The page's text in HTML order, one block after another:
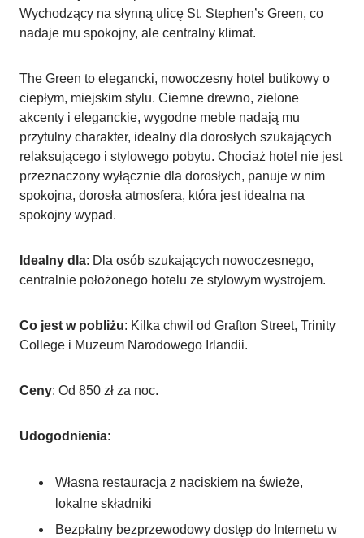
Wychodzący na słynną ulicę St. Stephen’s Green, co
nadaje mu spokojny, ale centralny klimat.
The Green to elegancki, nowoczesny hotel butikowy o
ciepłym, miejskim stylu. Ciemne drewno, zielone
akcenty i eleganckie, wygodne meble nadają mu
przytulny charakter, idealny dla dorosłych szukających
relaksującego i stylowego pobytu. Chociaż hotel nie jest
przeznaczony wyłącznie dla dorosłych, panuje w nim
spokojna, dorosła atmosfera, która jest idealna na
spokojny wypad.
Idealny dla: Dla osób szukających nowoczesnego,
centralnie położonego hotelu ze stylowym wystrojem.
Co jest w pobliżu: Kilka chwil od Grafton Street, Trinity
College i Muzeum Narodowego Irlandii.
Ceny: Od 850 zł za noc.
Udogodnienia:
Własna restauracja z naciskiem na świeże,
lokalne składniki
Bezpłatny bezprzewodowy dostęp do Internetu w